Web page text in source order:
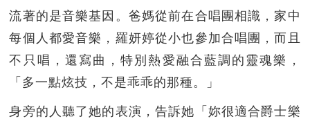
流著的是音樂基因。爸媽從前在合唱團相識，家中
每個人都愛音樂，羅妍婷從小也參加合唱團，而且
不只唱，還寫曲，特別熱愛融合藍調的靈魂樂，
「多一點炫技，不是乖乖的那種。」
身旁的人聽了她的表演，告訴她「妳很適合爵士樂